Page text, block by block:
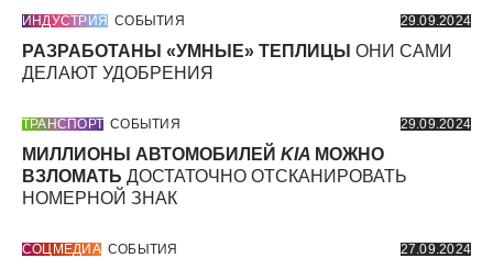
ИНДУСТРИЯ СОБЫТИЯ 29.09.2024
РАЗРАБОТАНЫ «УМНЫЕ» ТЕПЛИЦЫ ОНИ САМИ
ДЕЛАЮТ УДОБРЕНИЯ
ТРАНСПОРТ СОБЫТИЯ 29.09.2024
МИЛЛИОНЫ АВТОМОБИЛЕЙ KIA МОЖНО
ВЗЛОМАТЬ ДОСТАТОЧНО ОТСКАНИРОВАТЬ
НОМЕРНОЙ ЗНАК
СОЦМЕДИА СОБЫТИЯ 27.09.2024